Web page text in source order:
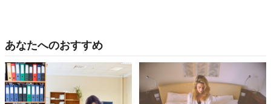
あなたへのおすすめ